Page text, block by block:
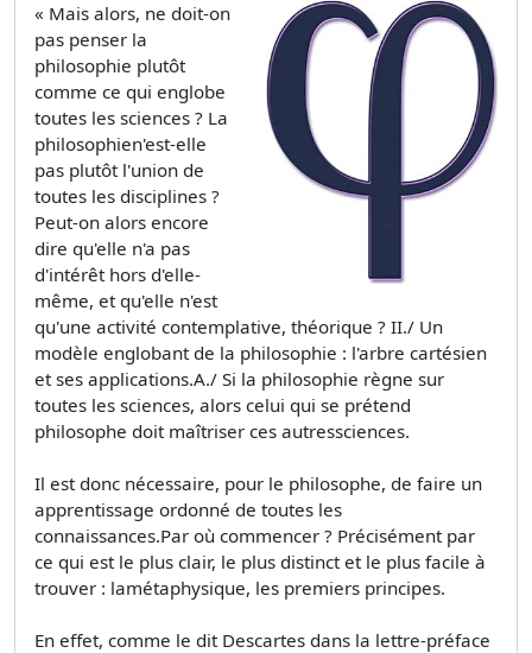
« Mais alors, ne doit-on
pas penser la
philosophie plutôt
comme ce qui englobe
toutes les sciences ? La
philosophien'est-elle
pas plutôt l'union de
toutes les disciplines ?
Peut-on alors encore
dire qu'elle n'a pas
d'intérêt hors d'elle-
même, et qu'elle n'est
qu'une activité contemplative, théorique ? II./ Un
modèle englobant de la philosophie : l'arbre cartésien
et ses applications.A./ Si la philosophie règne sur
toutes les sciences, alors celui qui se prétend
philosophe doit maîtriser ces autressciences.
Il est donc nécessaire, pour le philosophe, de faire un
apprentissage ordonné de toutes les
connaissances.Par où commencer ? Précisément par
ce qui est le plus clair, le plus distinct et le plus facile à
trouver : lamétaphysique, les premiers principes.
En effet, comme le dit Descartes dans la lettre-préface